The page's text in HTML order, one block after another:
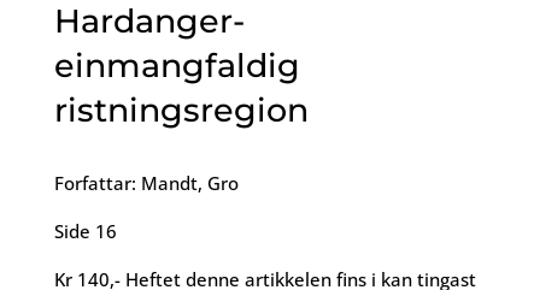
Hardanger-
einmangfaldig
ristningsregion
Forfattar: Mandt, Gro
Side 16
Kr 140,- Heftet denne artikkelen fins i kan tingast